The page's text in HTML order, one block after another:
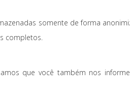
somente de forma
completos.
que você também nos